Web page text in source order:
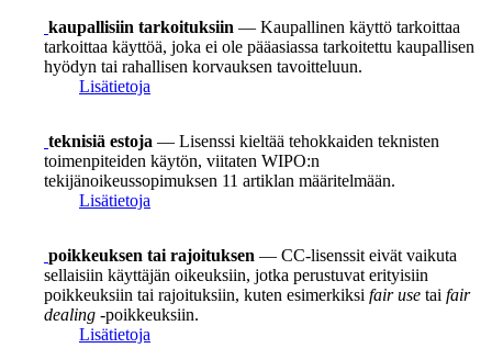
kaupallisiin tarkoituksiin — Kaupallinen käyttö tarkoittaa
tarkoittaa käyttöä, joka ei ole pääasiassa tarkoitettu kaupallisen
hyödyn tai rahallisen korvauksen tavoitteluun.
Lisätietoja
teknisiä estoja — Lisenssi kieltää tehokkaiden teknisten
toimenpiteiden käytön, viitaten WIPO:n
tekijänoikeussopimuksen 11 artiklan määritelmään.
Lisätietoja
poikkeuksen tai rajoituksen — CC-lisenssit eivät vaikuta
sellaisiin käyttäjän oikeuksiin, jotka perustuvat erityisiin
poikkeuksiin tai rajoituksiin, kuten esimerkiksi fair use tai fair
dealing -poikkeuksiin.
Lisätietoja